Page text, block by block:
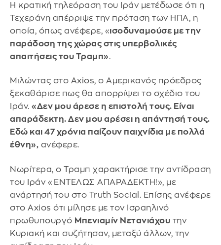
Η κρατική τηλεόραση του Ιράν μετέδωσε ότι η
Τεχεράνη απέρριψε την πρόταση των ΗΠΑ, η
οποία, όπως ανέφερε, «ισοδυναμούσε με την
παράδοση της χώρας στις υπερβολικές
απαιτήσεις του Τραμπ».
Μιλώντας στο Axios, ο Αμερικανός πρόεδρος
ξεκαθάρισε πως θα απορρίψει το σχέδιο του
Ιράν. «Δεν μου άρεσε η επιστολή τους. Είναι
απαράδεκτη. Δεν μου αρέσει η απάντησή τους.
Εδώ και 47 χρόνια παίζουν παιχνίδια με πολλά
έθνη», ανέφερε.
Νωρίτερα, ο Τραμπ χαρακτήρισε την αντίδραση
του Ιράν «ΕΝΤΕΛΩΣ ΑΠΑΡΑΔΕΚΤΗ!», με
ανάρτησή του στο Truth Social. Επίσης ανέφερε
στο Axios ότι μίλησε με τον Ισραηλινό
πρωθυπουργό Μπενιαμίν Νετανιάχου την
Κυριακή και συζήτησαν, μεταξύ άλλων, την